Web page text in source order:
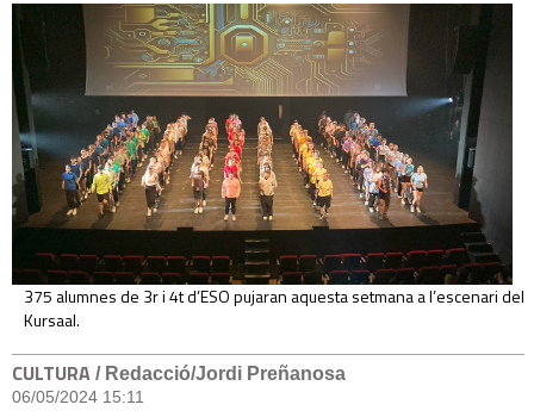
375 alumnes de 3r i 4t d’ESO pujaran aquesta setmana a l’escenari del
Kursaal.
CULTURA / Redacció/Jordi Preñanosa
06/05/2024 15:11